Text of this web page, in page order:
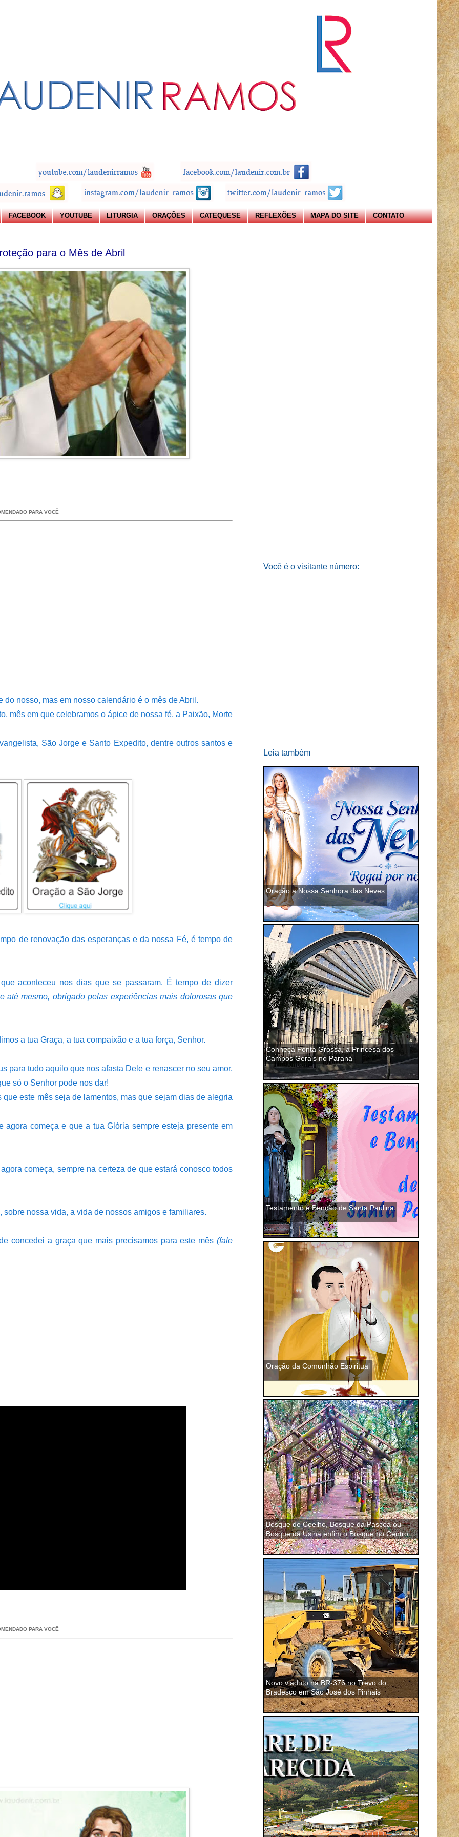
FACEBOOK YOUTUBE LITURGIA ORAÇÕES CATEQUESE REFLEXÕES MAPA DO SITE CONTATO
para o Mês de Abril
PARA VOCÊ
nosso, mas em nosso calendário é o mês de Abril.
mês em que celebramos o ápice de nossa fé, a Paixão, Morte
São Jorge e Santo Expedito, dentre outros santos e
de renovação das esperanças e da nossa Fé, é tempo de
aconteceu nos dias que se passaram. É tempo de dizer
até mesmo, obrigado pelas experiências mais dolorosas que
a tua Graça, a tua compaixão e a tua força, Senhor.
para tudo aquilo que nos afasta Dele e renascer no seu amor,
só o Senhor pode nos dar!
este mês seja de lamentos, mas que sejam dias de alegria
começa e que a tua Glória sempre esteja presente em
começa, sempre na certeza de que estará conosco todos
nossa vida, a vida de nossos amigos e familiares.
concedei a graça que mais precisamos para este mês (fale
PARA VOCÊ
Você é o visitante número:
Leia também
Oração a Nossa Senhora das Neves
Conheça Ponta Grossa, a Princesa dos
Campos Gerais no Paraná
Testamento e Benção de Santa Paulina
Oração da Comunhão Espiritual
Bosque do Coelho, Bosque da Páscoa ou
Bosque da Usina enfim o Bosque no Centro
de São José dos Pinhais
Novo viaduto na BR-376 no Trevo do
Bradesco em São José dos Pinhais